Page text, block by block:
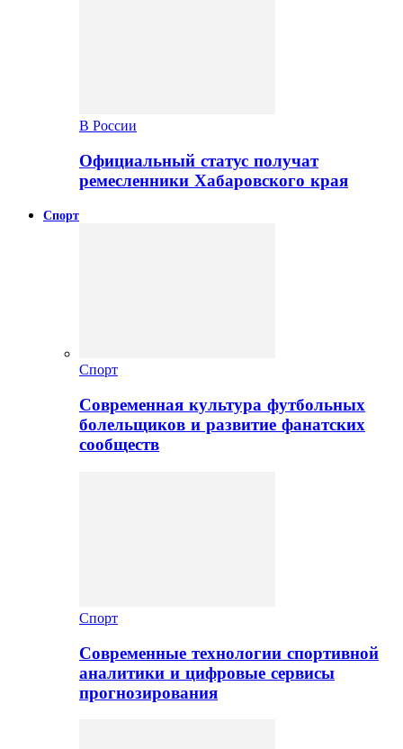
В России
Официальный статус получат
ремесленники Хабаровского края
Спорт
Спорт
Современная культура футбольных
болельщиков и развитие фанатских
сообществ
Спорт
Современные технологии спортивной
аналитики и цифровые сервисы
прогнозирования